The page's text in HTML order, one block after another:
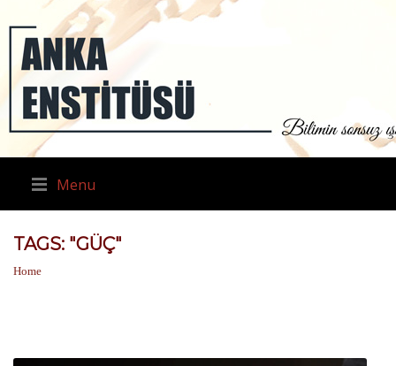
Menu
TAGS: "GÜÇ"
Home